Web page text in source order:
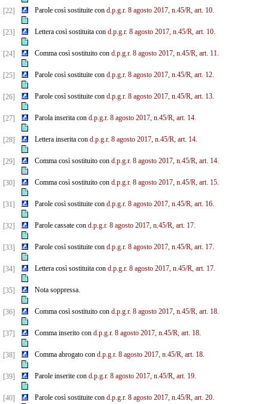
[22] Parole così sostituite con d.p.g.r. 8 agosto 2017, n.45/R, art. 10.
[23] Lettera così sostituita con d.p.g.r. 8 agosto 2017, n.45/R, art. 10.
[24] Comma così sostituito con d.p.g.r. 8 agosto 2017, n.45/R, art. 11.
[25] Parole così sostituite con d.p.g.r. 8 agosto 2017, n.45/R, art. 12.
[26] Parole così sostituite con d.p.g.r. 8 agosto 2017, n.45/R, art. 13.
[27] Parola inserita con d.p.g.r. 8 agosto 2017, n.45/R, art. 14.
[28] Lettera inserita con d.p.g.r. 8 agosto 2017, n.45/R, art. 14.
[29] Comma così sostituito con d.p.g.r. 8 agosto 2017, n.45/R, art. 14.
[30] Comma così sostituito con d.p.g.r. 8 agosto 2017, n.45/R, art. 15.
[31] Parole così sostituite con d.p.g.r. 8 agosto 2017, n.45/R, art. 16.
[32] Parole cassate con d.p.g.r. 8 agosto 2017, n.45/R, art. 17.
[33] Parole così sostituite con d.p.g.r. 8 agosto 2017, n.45/R, art. 17.
[34] Lettera così sostituita con d.p.g.r. 8 agosto 2017, n.45/R, art. 17.
[35] Nota soppressa.
[36] Comma così sostituito con d.p.g.r. 8 agosto 2017, n.45/R, art. 18.
[37] Comma inserito con d.p.g.r. 8 agosto 2017, n.45/R, art. 18.
[38] Comma abrogato con d.p.g.r. 8 agosto 2017, n.45/R, art. 18.
[39] Parole inserite con d.p.g.r. 8 agosto 2017, n.45/R, art. 19.
[40] Parole così sostituite con d.p.g.r. 8 agosto 2017, n.45/R, art. 20.